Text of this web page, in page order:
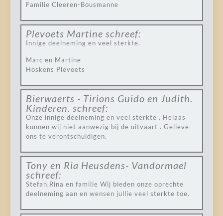
Familie Cleeren-Bousmanne
Plevoets Martine schreef:
Innige deelneming en veel sterkte.
Marc en Martine
Hoskens Plevoets
Bierwaerts - Tirions Guido en Judith.
Kinderen. schreef:
Onze innige deelneming en veel sterkte . Helaas
kunnen wij niet aanwezig bij de uitvaart . Gelieve
ons te verontschuldigen.
Tony en Ria Heusdens- Vandormael
schreef:
Stefan,Rina en familie Wij bieden onze oprechte
deelneming aan en wensen jullie veel sterkte toe.